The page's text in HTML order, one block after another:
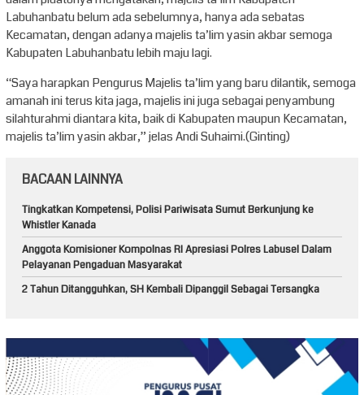
Labuhanbatu belum ada sebelumnya, hanya ada sebatas
Kecamatan, dengan adanya majelis ta’lim yasin akbar semoga
Kabupaten Labuhanbatu lebih maju lagi.
“Saya harapkan Pengurus Majelis ta’lim yang baru dilantik, semoga
amanah ini terus kita jaga, majelis ini juga sebagai penyambung
silahturahmi diantara kita, baik di Kabupaten maupun Kecamatan,
majelis ta’lim yasin akbar,” jelas Andi Suhaimi.(Ginting)
BACAAN LAINNYA
Tingkatkan Kompetensi, Polisi Pariwisata Sumut Berkunjung ke
Whistler Kanada
Anggota Komisioner Kompolnas RI Apresiasi Polres Labusel Dalam
Pelayanan Pengaduan Masyarakat
2 Tahun Ditangguhkan, SH Kembali Dipanggil Sebagai Tersangka